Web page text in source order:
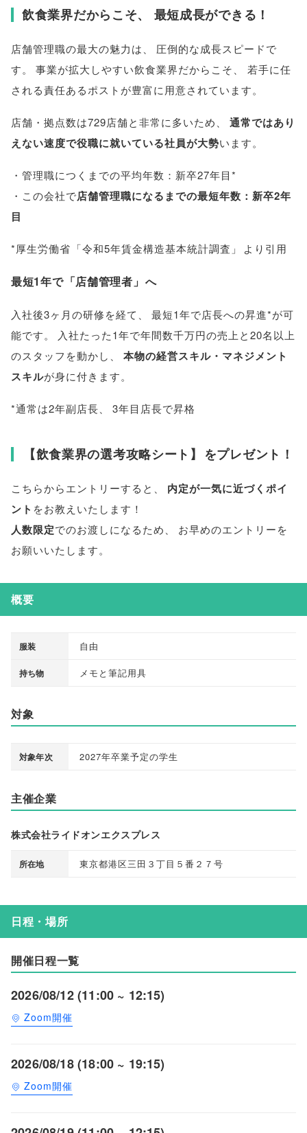
飲食業界だからこそ、 最短成長ができる！
店舗管理職の最大の魅力は、
圧倒的な成長スピードで
す。 事業が拡大しやすい飲食業界だからこそ、
若手に任
される責任あるポストが豊富に用意されています。
店舗・拠点数は729店舗と非常に多いため、
通常ではあり
えない速度で役職に就いている社員が大勢います。
・管理職につくまでの平均年数：新卒27年目*
・この会社で店舗管理職になるまでの最短年数：新卒2年
目
*厚生労働省 「令和5年賃金構造基本統計調査 」 より引用
最短1年で 「店舗管理者 」 へ
入社後3ヶ月の研修を経て
最短1年で店長への昇進*が可
能です。
入社たった1年で年間数千万円の売上と20名以上
のスタッフを動かし
本物の経営スキル・マネジメント
スキルが身に付きます。
*通常は2年副店長 3年目店長で昇格
【飲食業界の選考攻略シート 】 をプレゼント！
こちらからエントリーすると
内定が一気に近づくポイ
ント をお教えいたします！
人数限定でのお渡しになるため
お早めのエントリーを
お願いいたします。
概要
服装 自由
持ち物 メモと筆記用具
対象
対象年次 2027年卒業予定の学生
主催企業
株式会社ライドオンエクスプレス
所在地 東京都港区三田３丁目５番２７号
日程・場所
開催日程一覧
2026/08/12 (11:00 ~ 12:15)
Zoom開催
2026/08/18 (18:00 ~ 19:15)
Zoom開催